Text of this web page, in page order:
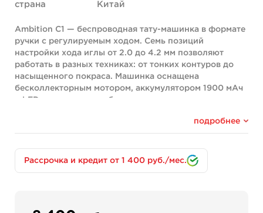
страна
Китай
Ambition C1 — беспроводная тату-машинка в формате
ручки с регулируемым ходом. Семь позиций
настройки хода иглы от 2.0 до 4.2 мм позволяют
работать в разных техниках: от тонких контуров до
насыщенного покраса. Машинка оснащена
бесколлекторным мотором, аккумулятором 1900 мАч
и LED-дисплеем с отображением напряжения, заряда
Главное преимущество C1 — гибкая настройка хода
под конкретные задачи. Семь фиксированных
позиций эксцентрика дают возможность точно
подробнее
Рассрочка и кредит от 1 400 руб./мес.